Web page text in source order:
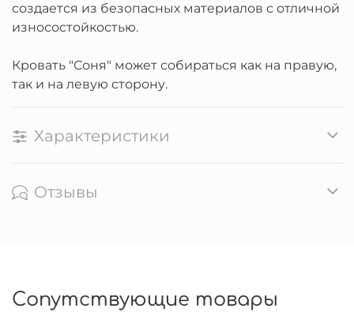
создается из безопасных материалов с отличной
износостойкостью.
Кровать "Соня" может собираться как на правую,
так и на левую сторону.
Характеристики
Отзывы
Сопутствующие товары